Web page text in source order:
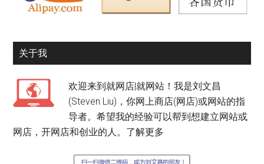
关于我
欢迎来到就网店|就网站！我是刘文昌
(Steven Liu)，你网上商店(网店)或网站的指
导者。希望我的经验可以帮到想建立网站或
网店，开网店和创业的人。 了解更多